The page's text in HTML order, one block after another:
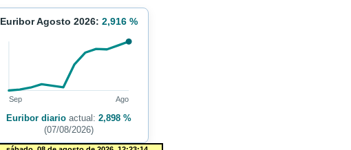
Euribor Agosto 2026: 2,916 %
Sep Ago
Euribor diarioactual: 2,898 %
(07/08/2026)